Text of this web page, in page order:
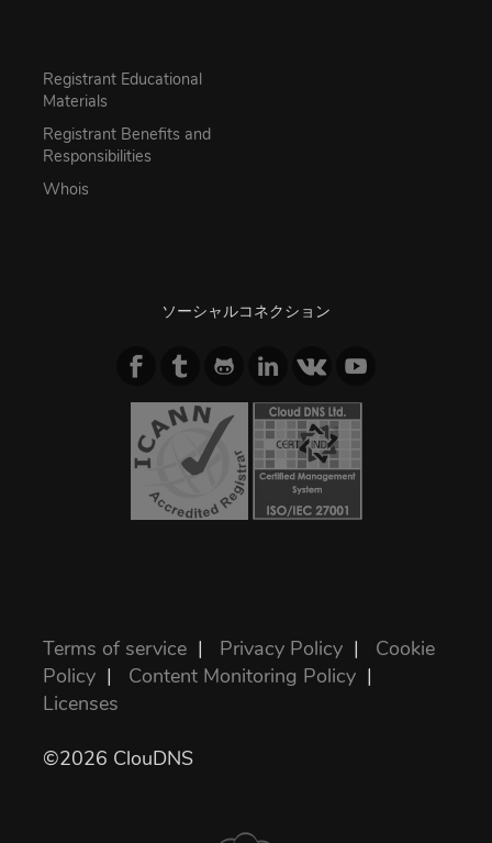
Registrant Educational
Materials
Registrant Benefits and
Responsibilities
Whois
ソーシャルコネクション
Terms of service | Privacy Policy | Cookie
Policy | Content Monitoring Policy |
Licenses
©2026 ClouDNS